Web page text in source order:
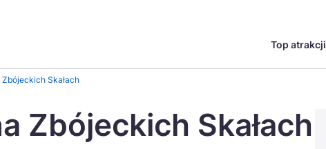
Top atrakcji
Magyar
Skałach
Zbójeckich Skałach